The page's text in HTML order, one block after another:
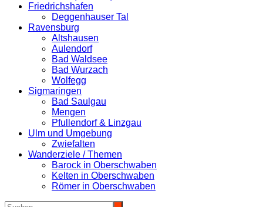
Friedrichshafen
Deggenhauser Tal
Ravensburg
Altshausen
Aulendorf
Bad Waldsee
Bad Wurzach
Wolfegg
Sigmaringen
Bad Saulgau
Mengen
Pfullendorf & Linzgau
Ulm und Umgebung
Zwiefalten
Wanderziele / Themen
Barock in Oberschwaben
Kelten in Oberschwaben
Römer in Oberschwaben